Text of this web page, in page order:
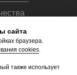
сайта
браузера.
cookies.
также использует